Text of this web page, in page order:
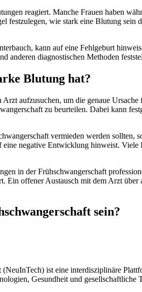
reagiert. Manche Frauen haben
festzulegen, wie stark eine Blutung
kann auf eine Fehlgeburt
anderen diagnostischen Methoden
Blutung hat?
aufzusuchen, um die genaue
zu beurteilen. Dabei kann
vermieden werden
negative Entwicklung hinweist.
in der Frühschwangerschaft
offener Austausch mit dem Arzt
sein?
ist eine interdisziplinäre
Gesundheit und gesellschaftliche